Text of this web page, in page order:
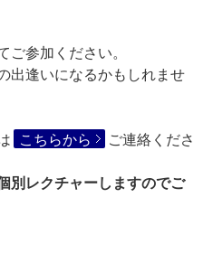
ご参加ください。
出逢いになるかもしれませ
こちらから
ご連絡くださ
別レクチャーしますのでご